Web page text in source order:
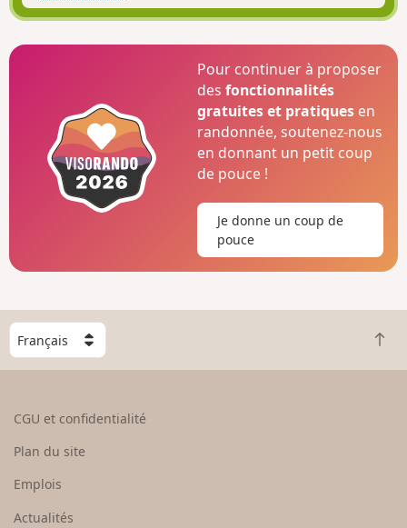
Pour continuer à proposer
desfonctionnalités
gratuites et pratiques en
randonnée, soutenez-nous
en donnant un petit coup
de pouce !
Je donne un coup de
pouce
C
h
o
e
u
R
e
CGU et confidentialité
Plan du site
Emplois
Actualités